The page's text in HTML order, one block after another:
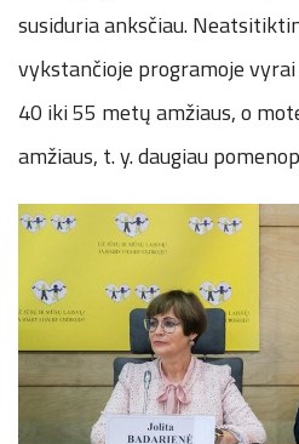
susiduria anksčiau.
vykstančioje programoje
40 iki 55 metų amžiaus, o
amžiaus, t. y. daugiau